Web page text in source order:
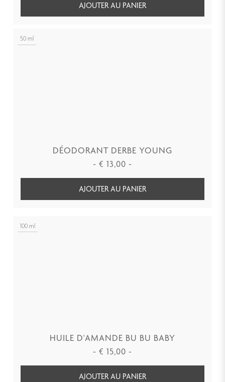
AJOUTER AU PANIER
50 ml
DÉODORANT DERBE YOUNG
- € 13,00 -
AJOUTER AU PANIER
100 ml
HUILE D'AMANDE BU BU BABY
- € 15,00 -
AJOUTER AU PANIER